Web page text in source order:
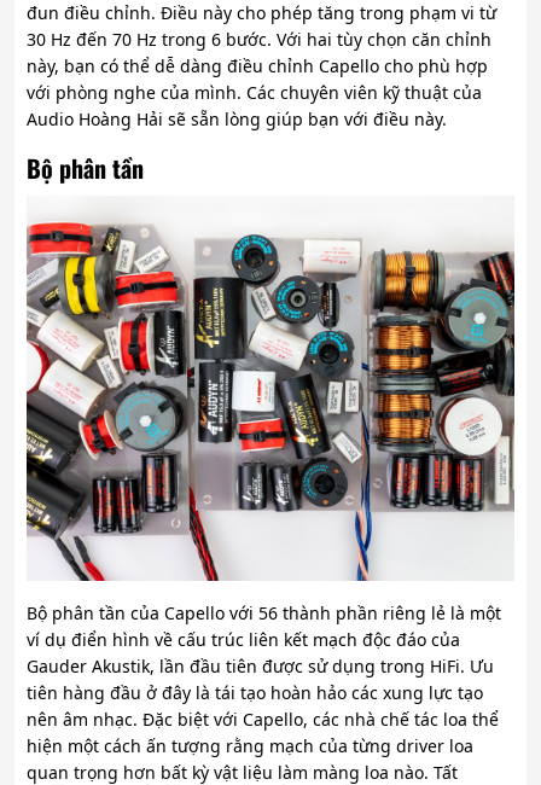
đun điều chỉnh. Điều này cho phép tăng trong phạm vi từ
30 Hz đến 70 Hz trong 6 bước. Với hai tùy chọn căn chỉnh
này, bạn có thể dễ dàng điều chỉnh Capello cho phù hợp
với phòng nghe của mình. Các chuyên viên kỹ thuật của
Audio Hoàng Hải sẽ sẵn lòng giúp bạn với điều này.
Bộ phân tần
Bộ phân tần của Capello với 56 thành phần riêng lẻ là một
ví dụ điển hình về cấu trúc liên kết mạch độc đáo của
Gauder Akustik, lần đầu tiên được sử dụng trong HiFi. Ưu
tiên hàng đầu ở đây là tái tạo hoàn hảo các xung lực tạo
nên âm nhạc. Đặc biệt với Capello, các nhà chế tác loa thể
hiện một cách ấn tượng rằng mạch của từng driver loa
quan trọng hơn bất kỳ vật liệu làm màng loa nào. Tất